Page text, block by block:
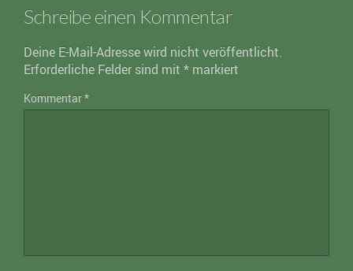
Schreibe einen Kommentar
Deine E-Mail-Adresse wird nicht veröffentlicht.
Erforderliche Felder sind mit * markiert
Kommentar*